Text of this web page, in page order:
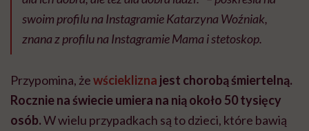
swoim profilu na Instagramie Katarzyna Woźniak,
znana z profilu na Instagramie Mama i stetoskop.
Przypomina, żewścieklizna jest chorobą śmiertelną.
Rocznie na świecie umiera na nią około 50 tysięcy
osób.W wielu przypadkach są to dzieci, które bawią